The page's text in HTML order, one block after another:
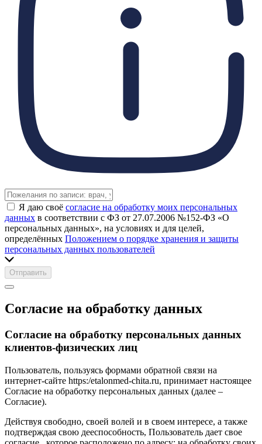
Я даю своё согласие на обработку моих персональных
данных в соответствии с ФЗ от 27.07.2006 №152-ФЗ «О
персональных данных», на условиях и для целей,
определённых Положением о порядке хранения и защиты
персональных данных пользователей
Отправить
Согласие на обработку данных
Согласие на обработку персональных данных
клиентов-физических лиц
Пользователь, пользуясь формами обратной связи на
интернет-сайте https:/etalonmed-chita.ru, принимает настоящее
Согласие на обработку персональных данных (далее –
Согласие).
Действуя свободно, своей волей и в своем интересе, а также
подтверждая свою дееспособность, Пользователь дает свое